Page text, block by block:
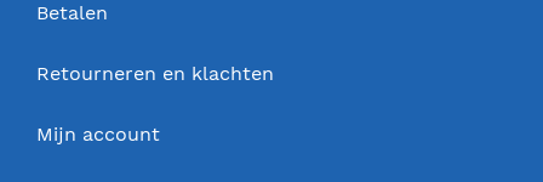
Betalen
Retourneren en klachten
Mijn account